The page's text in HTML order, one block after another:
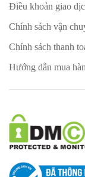
Điều khoản giao
Chính sách vận
Chính sách thanh
Hướng dẫn mua